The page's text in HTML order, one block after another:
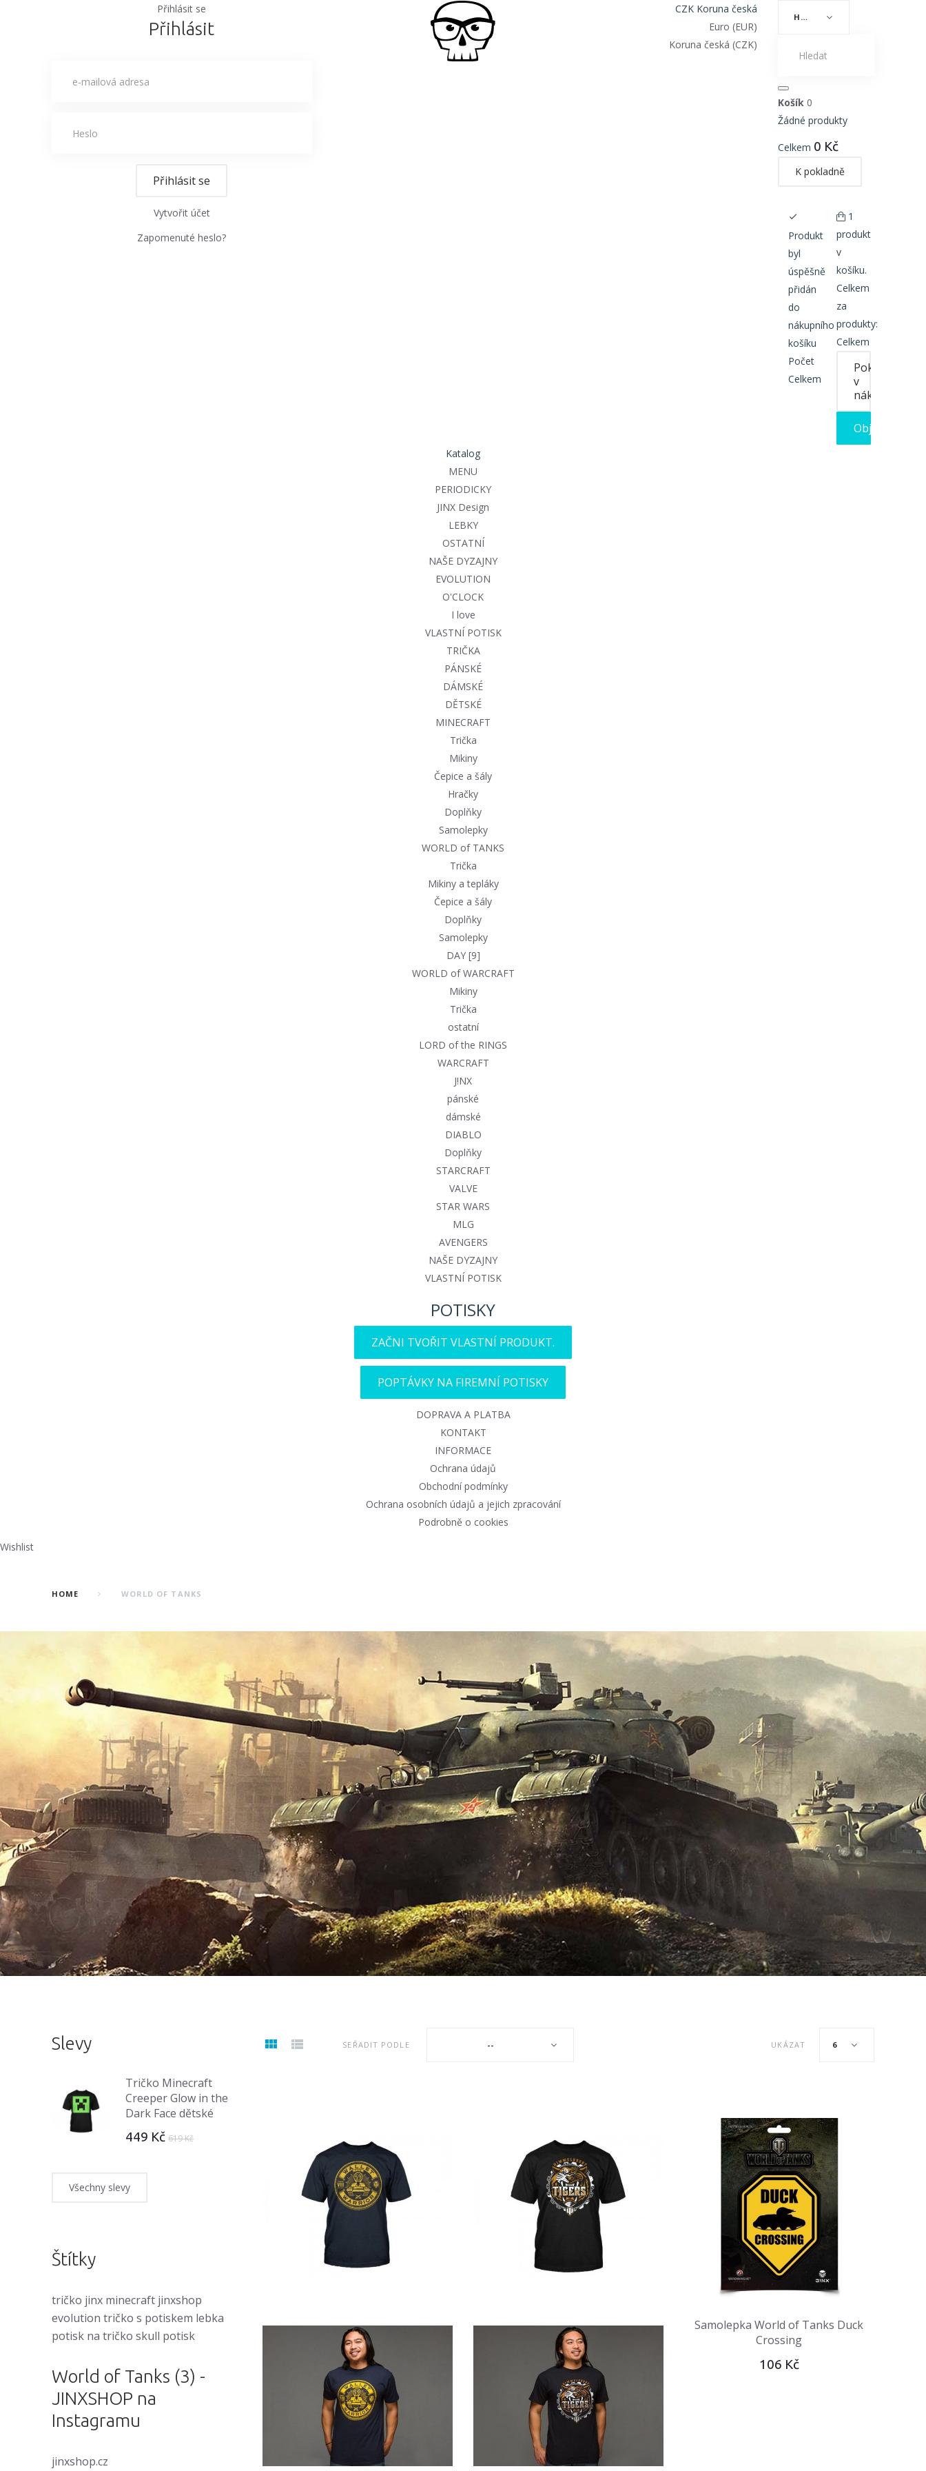
Přihlásit se
Přihlásit
Přihlásit se
Vytvořit účet
Zapomenuté heslo?
CZK Koruna česká
Euro (EUR)
Koruna česká (CZK)
HOME
Košík 0
Žádné produkty
Celkem 0 Kč
K pokladně
Produkt
byl
úspěšně
přidán
do
nákupního
košíku
Počet
Celkem
1
produkt
v
košíku.
Celkem
za
produkty:
Celkem
Pokračovat
v
nákupu
Objednat
Katalog
MENU
PERIODICKY
JINX Design
LEBKY
OSTATNÍ
NAŠE DYZAJNY
EVOLUTION
O'CLOCK
I love
VLASTNÍ POTISK
TRIČKA
PÁNSKÉ
DÁMSKÉ
DĚTSKÉ
MINECRAFT
Trička
Mikiny
Čepice a šály
Hračky
Doplňky
Samolepky
WORLD of TANKS
Trička
Mikiny a tepláky
Čepice a šály
Doplňky
Samolepky
DAY [9]
WORLD of WARCRAFT
Mikiny
Trička
ostatní
LORD of the RINGS
WARCRAFT
J!NX
pánské
dámské
DIABLO
Doplňky
STARCRAFT
VALVE
STAR WARS
MLG
AVENGERS
NAŠE DYZAJNY
VLASTNÍ POTISK
POTISKY
ZAČNI TVOŘIT VLASTNÍ PRODUKT.
POPTÁVKY NA FIREMNÍ POTISKY
DOPRAVA A PLATBA
KONTAKT
INFORMACE
Ochrana údajů
Obchodní podmínky
Ochrana osobních údajů a jejich zpracování
Podrobně o cookies
Wishlist
HOME WORLD OF TANKS
SEŘADIT PODLE -- UKÁZAT 6
Samolepka World of Tanks Duck
Crossing
106 Kč
Slevy
Tričko Minecraft
Creeper Glow in the
Dark Face dětské
449 Kč619 Kč
Všechny slevy
Štítky
tričko jinx minecraft jinxshop
evolution tričko s potiskem lebka
potisk na tričko skull potisk
World of Tanks (3) -
JINXSHOP na
Instagramu
jinxshop.cz